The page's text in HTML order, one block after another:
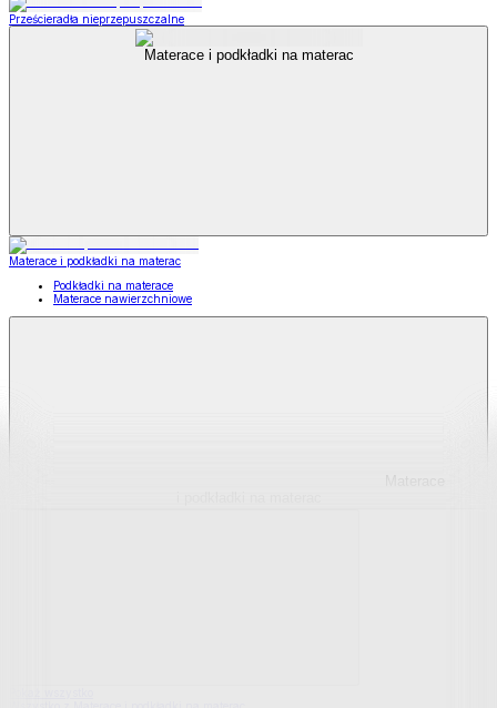
Prześcieradła nieprzepuszczalne
Materace i podkładki na materac
Materace i podkładki na materac
Podkładki na materace
Materace nawierzchniowe